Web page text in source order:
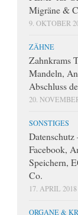
Migräne &
9. OKTOBER
ZÄHNE
Zahnkrams
Mandeln,
Abschluss
20.
SONSTIGES
Facebook,
Speichern,
Co.
17. APRIL 2018
ORGANE &